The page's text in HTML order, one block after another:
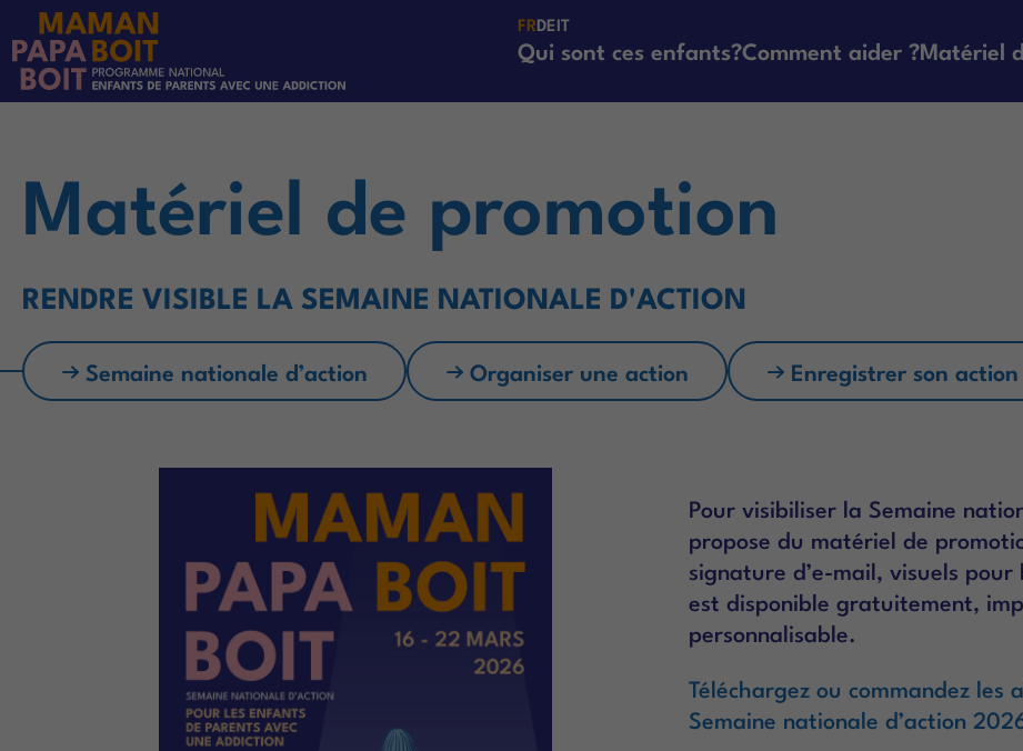
FRDEIT
Qui sont ces enfants?Comment aider ?Matériel
Matériel de promotion
RENDRE VISIBLE LA SEMAINE NATIONALE D'ACTION
Semaine nationale d’action Organiser une action Enregistrer son action
Pour visibiliser la Semaine
propose du matériel de
signature d’e-mail, visuels
est disponible gratuitement,
personnalisable.
Téléchargez ou commandez
Semaine nationale d’action